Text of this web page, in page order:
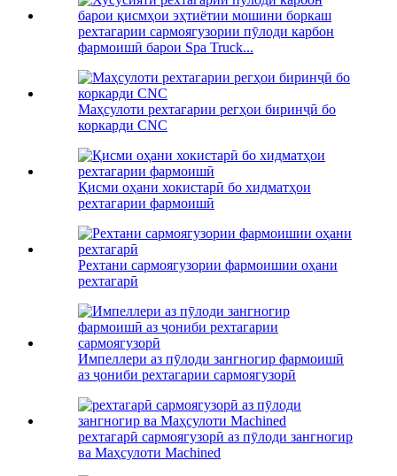
рехтагарии сармоягузории пӯлоди карбон
фармоишӣ барои Spa Truck...
Маҳсулоти рехтагарии регҳои биринҷӣ бо
коркарди CNC
Қисми оҳани хокистарӣ бо хидматҳои
рехтагарии фармоишӣ
Рехтани сармоягузории фармоишии оҳани
рехтагарӣ
Импеллери аз пӯлоди зангногир фармоишӣ
аз ҷониби рехтагарии сармоягузорӣ
рехтагарӣ сармоягузорӣ аз пӯлоди зангногир
ва Маҳсулоти Machined